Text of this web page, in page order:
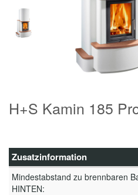
H+S Kamin 185
Zusatzinformation
Mindestabstand zu brennbaren
HINTEN: